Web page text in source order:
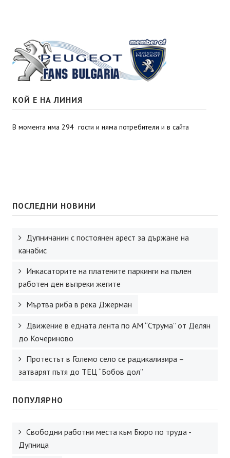
КОЙ Е НА ЛИНИЯ
В момента има 294 гости и няма потребители и в сайта
ПОСЛЕДНИ НОВИНИ
Дупничанин с постоянен арест за държане на
канабис
Инкасаторите на платените паркинги на пълен
работен ден въпреки жегите
Мъртва риба в река Джерман
Движение в едната лента по АМ “Струма” от Делян
до Кочериново
Протестът в Големо село се радикализира –
затварят пътя до ТЕЦ “Бобов дол”
ПОПУЛЯРНО
Свободни работни места към Бюро по труда -
Дупница